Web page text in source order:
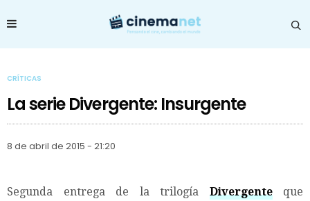
CRÍTICAS
La serie Divergente: Insurgente
8 de abril de 2015 - 21:20
Segunda entrega de la trilogía Divergenteque